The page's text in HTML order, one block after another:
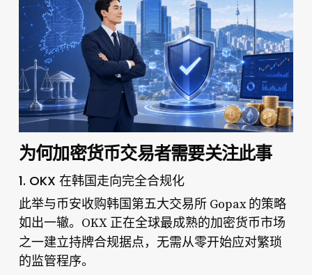
为何加密货币交易者需要关注此事
1. OKX 在韩国走向完全合规化
此举与币安收购韩国第五大交易所 Gopax 的策略
如出一辙。OKX 正在全球最成熟的加密货币市场
之一建立持牌合规据点，无需从零开始应对繁琐
的监管程序。